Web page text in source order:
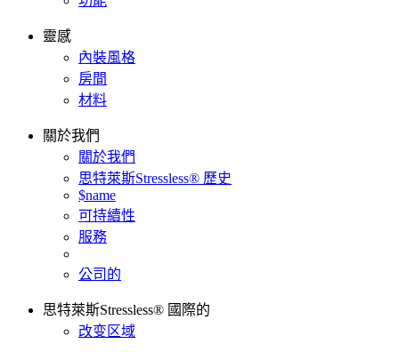
靈感
內裝風格
房間
材料
關於我們
關於我們
思特萊斯Stressless® 歷史
$name
可持續性
服務
公司的
思特萊斯Stressless® 國際的
改变区域